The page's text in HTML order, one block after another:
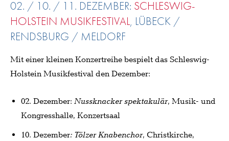
02. / 10. / 11. DEZEMBER: SCHLESWIG-
HOLSTEIN MUSIKFESTIVAL, LÜBECK /
RENDSBURG / MELDORF
Mit einer kleinen Konzertreihe bespielt das Schleswig-
Holstein Musikfestival den Dezember:
02. Dezember: Nussknacker spektakulär, Musik- und
Kongresshalle, Konzertsaal
10. Dezember: Tölzer Knabenchor, Christkirche,